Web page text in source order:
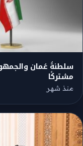
سلطنةُ عُمان
مشتركًا
منذ شهر